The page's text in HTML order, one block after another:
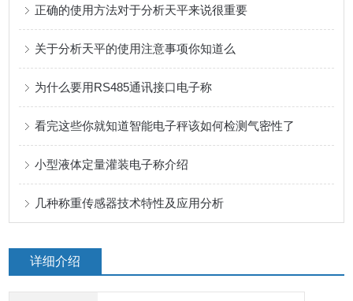
正确的使用方法对于分析天平来说很重要
关于分析天平的使用注意事项你知道么
为什么要用RS485通讯接口电子称
看完这些你就知道智能电子秤该如何检测气密性了
小型液体定量灌装电子称介绍
几种称重传感器技术特性及应用分析
详细介绍